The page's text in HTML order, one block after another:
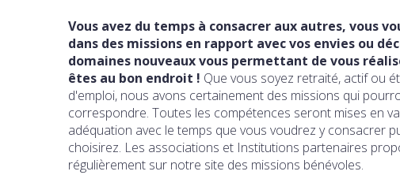
Vous avez du temps à consacrer aux autres, vous
dans des missions en rapport avec vos envies ou
domaines nouveaux vous permettant de vous
êtes au bon endroit ! Que vous soyez retraité, actif ou
d'emploi, nous avons certainement des missions qui
correspondre. Toutes les compétences seront mises en
adéquation avec le temps que vous voudrez y consacrer
choisirez. Les associations et Institutions partenaires
régulièrement sur notre site des missions bénévoles.